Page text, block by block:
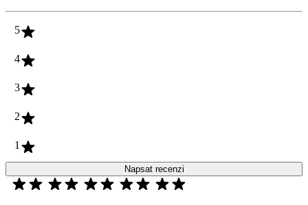
5
4
3
2
1
Napsat recenzi